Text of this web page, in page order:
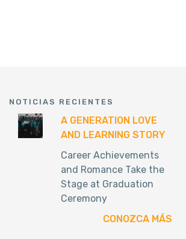
NOTICIAS RECIENTES
A GENERATION LOVE
AND LEARNING STORY
Career Achievements
and Romance Take the
Stage at Graduation
Ceremony
CONOZCA MÁS